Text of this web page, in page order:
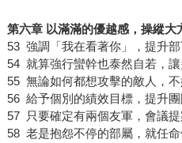
第六章 以滿滿的優越感，操縱大
53 強調「我在看著你」，提升
54 就算強行蠻幹也泰然自若，
55 無論如何都想攻擊的敵人，
56 給予個別的績效目標，提升
57 只要確定有兩個友軍，會議
58 老是抱怨不停的部屬，就任